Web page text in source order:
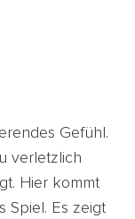
Gefühl.
verletzlich
Hier kommt
Spiel. Es zeigt